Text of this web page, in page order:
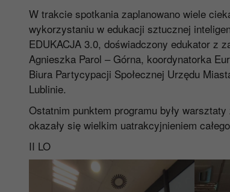
W trakcie spotkania zaplanowano wiele
wykorzystaniu w edukacji sztucznej
EDUKACJA 3.0, doświadczony edukator z
Agnieszka Parol – Górna, koordynatorka
Biura Partycypacji Społecznej Urzędu
Lublinie.
Ostatnim punktem programu były
okazały się wielkim uatrakcyjnieniem
II LO